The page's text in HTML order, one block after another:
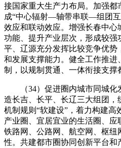
接国家重大生产力布局。加强都
成“中心辐射—轴带串联—组团
效应和联动效应。增强长春中
功能、提升产业层次，形成较强
平、辽源充分发挥比较竞争优
和发展支撑能力。健全工作推
制，以规制贯通、一体衔接支撑
（34）促进圈内城市同城化
造长吉、长平、长辽三大组团，
机制规则“软建设”，着力构建高
产业圈、宜居宜业的生活圈、
铁路网、公路网、航空网、枢纽
性。共建都市圈协同创新平台